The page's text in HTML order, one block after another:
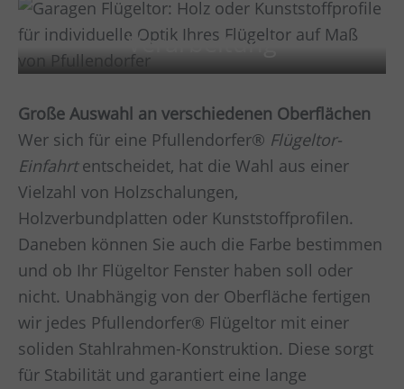
Verarbeitung
Große Auswahl an verschiedenen Oberflächen
Wer sich für eine Pfullendorfer® Flügeltor-
Einfahrtentscheidet, hat die Wahl aus einer
Vielzahl von Holzschalungen,
Holzverbundplatten oder Kunststoffprofilen.
Daneben können Sie auch die Farbe bestimmen
und ob Ihr Flügeltor Fenster haben soll oder
nicht. Unabhängig von der Oberfläche fertigen
wir jedes Pfullendorfer® Flügeltor mit einer
soliden Stahlrahmen-Konstruktion. Diese sorgt
für Stabilität und garantiert eine lange